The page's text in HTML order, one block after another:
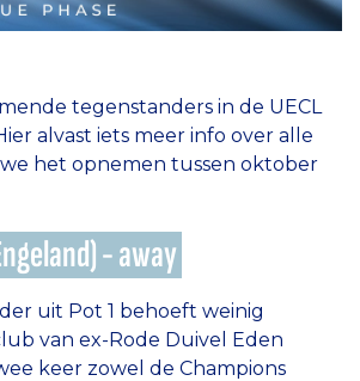
tegenstanders in de UECL
alvast iets meer info over alle
het opnemen tussen oktober
- away
uit Pot 1 behoeft weinig
van ex-Rode Duivel Eden
keer zowel de Champions